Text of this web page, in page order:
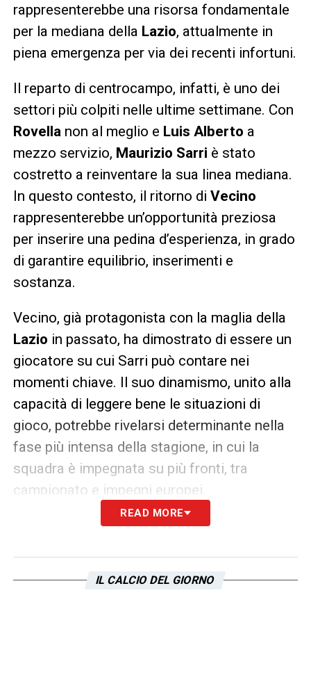
rappresenterebbe una risorsa fondamentale
per la mediana della Lazio, attualmente in
piena emergenza per via dei recenti infortuni.
Il reparto di centrocampo, infatti, è uno dei
settori più colpiti nelle ultime settimane. Con
Rovellanon al meglio e Luis Alberto a
mezzo servizio, Maurizio Sarri è stato
costretto a reinventare la sua linea mediana.
In questo contesto, il ritorno di Vecino
rappresenterebbe un’opportunità preziosa
per inserire una pedina d’esperienza, in grado
di garantire equilibrio, inserimenti e
sostanza.
Vecino, già protagonista con la maglia della
Lazio in passato, ha dimostrato di essere un
giocatore su cui Sarri può contare nei
momenti chiave. Il suo dinamismo, unito alla
capacità di leggere bene le situazioni di
gioco, potrebbe rivelarsi determinante nella
fase più intensa della stagione, in cui la
squadra è impegnata su più fronti, tra
campionato e impegni europei.
L’obiettivo dellaLazio, infatti, è rialzare la
snodo importante per la classifica e per il
READ MORE
IL CALCIO DEL GIORNO